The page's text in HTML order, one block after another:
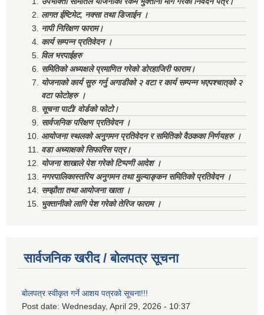
लागत ईष्टिमेट, नक्सा तथा डिजाईन ।
नापी निरिक्षण फाराम।
कार्य सम्पन्न प्रतिवेदन ।
विल भरपाईहरु
समितिको अध्यक्षले प्रमाणित गरेको डोरहाजिरी फाराम।
योजनाको कार्य सुरु गर्नु अगाडीको २ वटा र कार्य सम्पन्न भएपश्चात्‌को २
वटा फोटोहरु ।
सूचना पाटी/ वोर्डको फोटो।
सार्वजनिक परिक्षण प्रतिवेदन ।
आयोजना स्थलको अनुगमन प्रतिवेदन र समितिको वैठकका निर्णयहरु ।
वडा अध्याक्षको सिफारिस पत्र।
योजना शाखाले पेश गरेको टिप्पणी आदेश ।
नगरपालिकास्तरिय अनुगमन तथा मुल्याङ्कन समितिको प्रतिवेदन ।
सम्झौता तथा आयोजना खाता ।
भुक्तानीको लागि पेश गरेको तेरिज फाराम ।
सार्वजनिक खरीद / बोलपत्र सूचना
बोलपत्र स्वीकृत गर्ने आशय पत्रको सूचना!!!
Post date: Wednesday, April 29, 2026 - 10:37